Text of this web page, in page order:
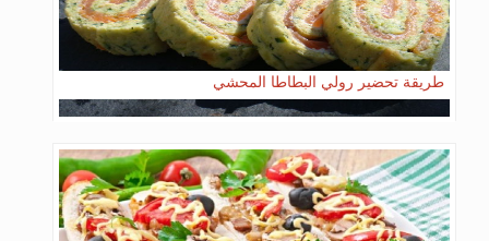
طريقة تحضير رولي البطاطا المحشي